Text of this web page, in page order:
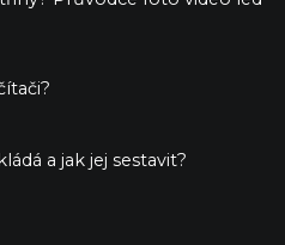
a jak jej sestavit?